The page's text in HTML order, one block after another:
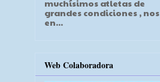
muchísimos atletas de
grandes condiciones , nos
en...
Web Colaboradora